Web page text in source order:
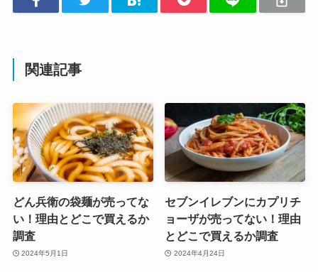
関連記事
どん兵衛の袋麺が売ってな
い！理由とどこで買えるか
調査
2024年5月1日
セブンイレブンにカプリチ
ョーザが売ってない！理由
とどこで買えるか調査
2024年4月24日